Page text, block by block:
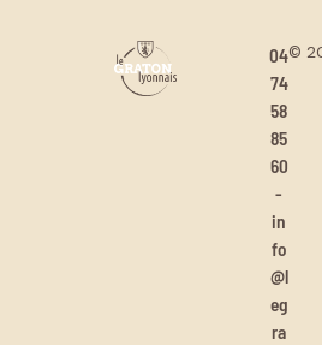
04
74
58
85
60
-
in
fo
@l
eg
ra
©